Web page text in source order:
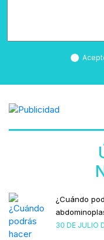
¿Cuándo
30 DE JULIO